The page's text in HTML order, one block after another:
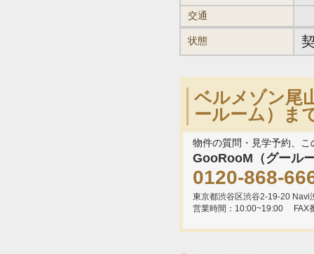
交通
状態
ベルメゾン尾
ールーム）ま
物件の質問・見学予約、
GooRooM（グール
0120-868-
東京都渋谷区渋谷2-19-20 Navi
営業時間：10:00~19:00
FAX